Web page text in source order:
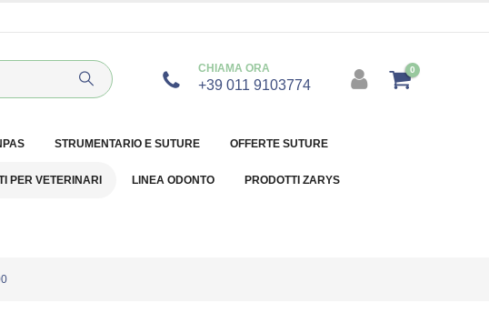
CHIAMA ORA
+39 011 9103774
0
STRUMENTARIO E SUTURE OFFERTE SUTURE
PER VETERINARI LINEA ODONTO PRODOTTI ZARYS